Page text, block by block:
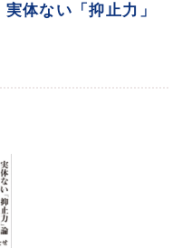
体ない「抑止力」